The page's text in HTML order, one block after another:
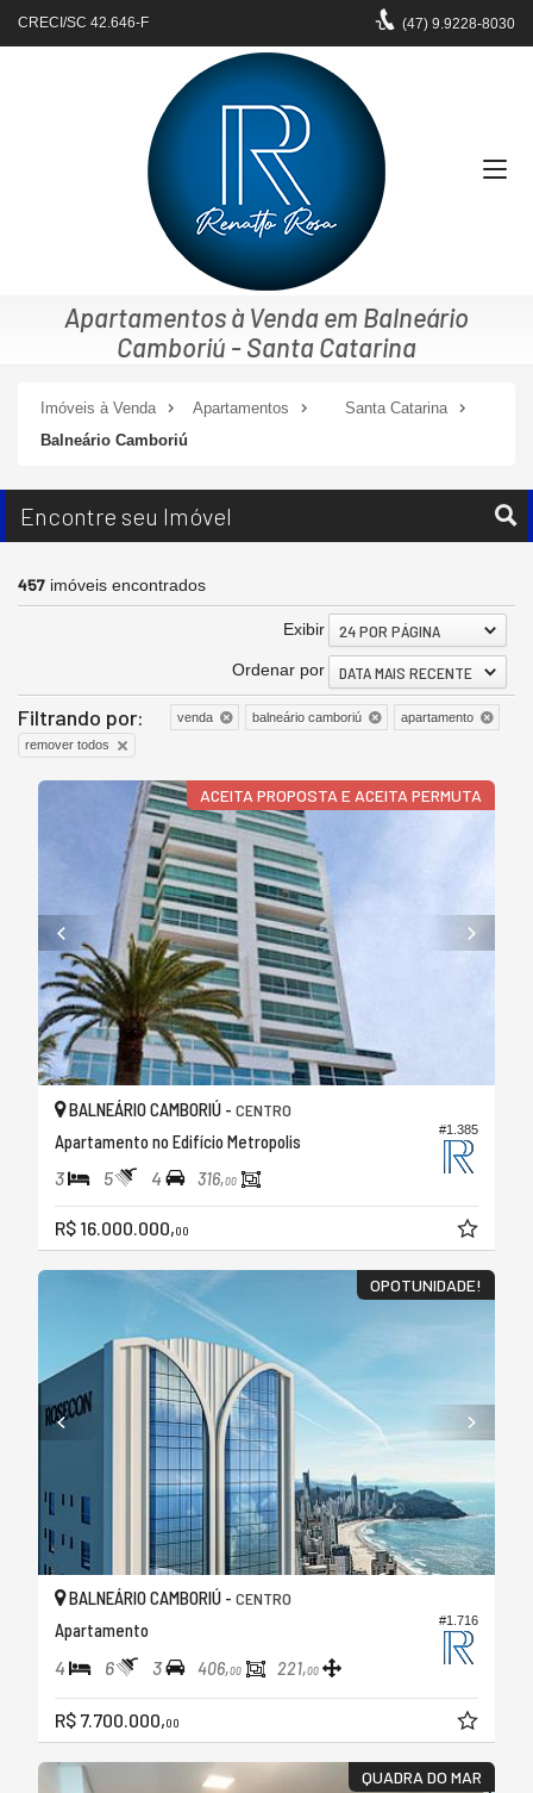
CRECI/SC 42.646-F (47) 9.9228-8030
Apartamentos à Venda em Balneário
Camboriú - Santa Catarina
Imóveis à Venda Apartamentos
Santa Catarina
Balneário Camboriú
Encontre seu Imóvel
457 imóveis encontrados
Exibir 24 POR PÁGINA
Ordenar por DATA MAIS RECENTE
Filtrando por: venda balneário camboriú
apartamento
remover todos
ACEITA PROPOSTA E ACEITA PERMUTA
#1.385
BALNEÁRIO CAMBORIÚ - CENTRO
Apartamento no Edifício Metropolis
3 5 4 316,00
R$ 16.000.000,00
OPOTUNIDADE!
#1.716
BALNEÁRIO CAMBORIÚ - CENTRO
Apartamento
4 6 3 406,00 221,00
R$ 7.700.000,00
QUADRA DO MAR